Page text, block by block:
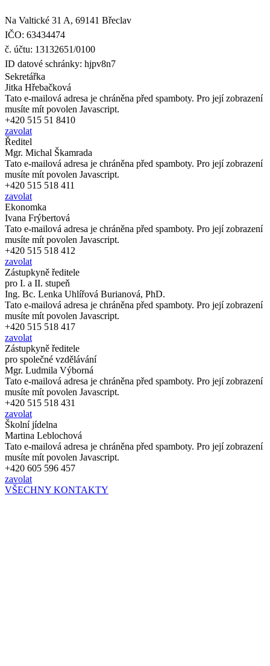
Na Valtické 31 A, 69141 Břeclav
IČO: 63434474
č. účtu: 13132651/0100
ID datové schránky: hjpv8n7
Sekretářka
Jitka Hřebačková
Tato e-mailová adresa je chráněna před spamboty. Pro její zobrazení
musíte mít povolen Javascript.
+420 515 51 8410
zavolat
Ředitel
Mgr. Michal Škamrada
Tato e-mailová adresa je chráněna před spamboty. Pro její zobrazení
musíte mít povolen Javascript.
+420 515 518 411
zavolat
Ekonomka
Ivana Frýbertová
Tato e-mailová adresa je chráněna před spamboty. Pro její zobrazení
musíte mít povolen Javascript.
+420 515 518 412
zavolat
Zástupkyně ředitele
pro I. a II. stupeň
Ing. Bc. Lenka Uhlířová Burianová, PhD.
Tato e-mailová adresa je chráněna před spamboty. Pro její zobrazení
musíte mít povolen Javascript.
+420 515 518 417
zavolat
Zástupkyně ředitele
pro společné vzdělávání
Mgr. Ludmila Výborná
Tato e-mailová adresa je chráněna před spamboty. Pro její zobrazení
musíte mít povolen Javascript.
+420 515 518 431
zavolat
Školní jídelna
Martina Leblochová
Tato e-mailová adresa je chráněna před spamboty. Pro její zobrazení
musíte mít povolen Javascript.
+420 605 596 457
zavolat
VŠECHNY KONTAKTY